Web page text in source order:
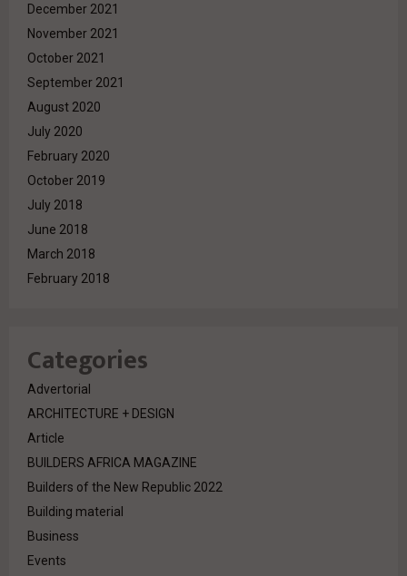
December 2021
November 2021
October 2021
September 2021
August 2020
July 2020
February 2020
October 2019
July 2018
June 2018
March 2018
February 2018
Categories
Advertorial
ARCHITECTURE + DESIGN
Article
BUILDERS AFRICA MAGAZINE
Builders of the New Republic 2022
Building material
Business
Events